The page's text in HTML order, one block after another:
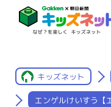
キッズネット
エンゲルけいすう【